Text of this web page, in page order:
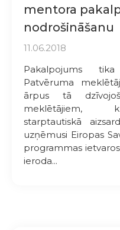
mentora
nodrošināšanu
11.06.2018
Pakalpojums
Patvēruma
ārpus tā
meklētājiem,
starptautiskā
uzņēmusi Eiropas
programmas
ieroda...